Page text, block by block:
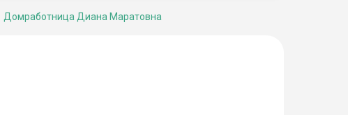
Домработница Диана Маратовна